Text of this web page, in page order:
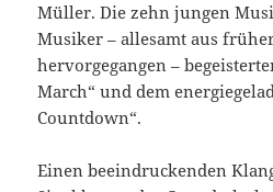
Müller. Die zehn jungen
Musiker – allesamt aus
hervorgegangen –
March“ und dem
Countdown“.
Einen beeindruckenden